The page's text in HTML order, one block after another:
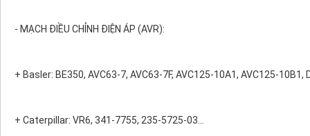
- MẠCH ĐIỀU CHỈNH ĐIỆN ÁP (AVR):
+ Basler: BE350, AVC63-7, AVC63-7F, AVC125-10A1, AVC125-10B1,
+ Caterpillar: VR6, 341-7755, 235-5725-03...